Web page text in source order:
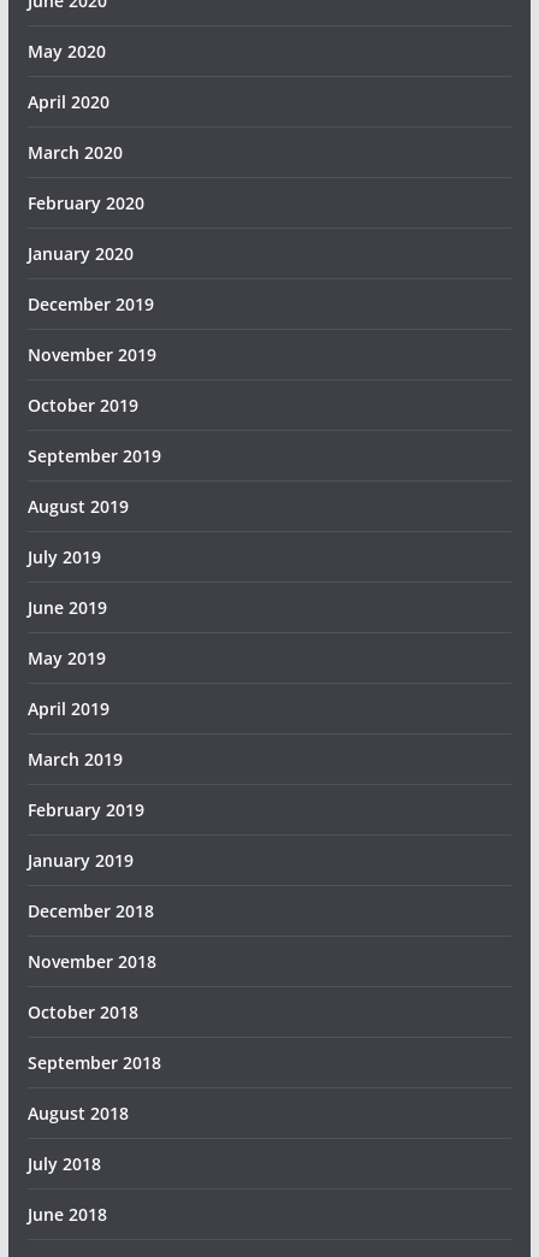
May 2020
April 2020
March 2020
February 2020
January 2020
December 2019
November 2019
October 2019
September 2019
August 2019
July 2019
June 2019
May 2019
April 2019
March 2019
February 2019
January 2019
December 2018
November 2018
October 2018
September 2018
August 2018
July 2018
June 2018